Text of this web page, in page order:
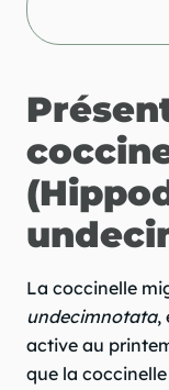
La coccinelle
undecimnotata,
active au
que la